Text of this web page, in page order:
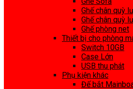
Ghế chân quỳ
Ghế chân quỳ
Ghế phòng net
Thiết bị cho phòng
Switch 10GB
Case Lớn
USB thu phát
Phụ kiện khác
Đế bắt